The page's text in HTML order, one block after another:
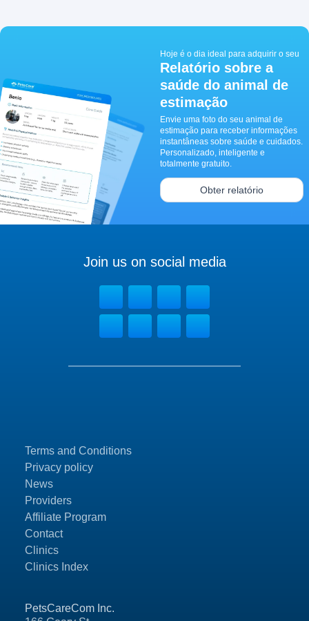
Hoje é o dia ideal para adquirir o seu
Relatório sobre a
saúde do animal de
estimação
Envie uma foto do seu animal de
estimação para receber informações
instantâneas sobre saúde e cuidados.
Personalizado, inteligente e
totalmente gratuito.
Obter relatório
PetsCareCom Inc.
Terms and Conditions
Privacy policy
News
Providers
Affiliate Program
Contact
Clinics
Clinics Index
Join us on social media